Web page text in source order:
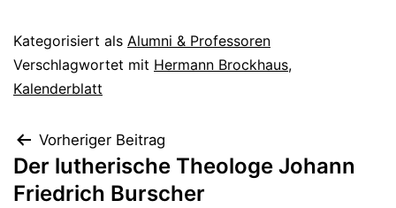
Kategorisiert als Alumni & Professoren
Verschlagwortet mit Hermann Brockhaus,
Kalenderblatt
Beitragsnavigation
Vorheriger Beitrag
Der lutherische Theologe Johann
Friedrich Burscher